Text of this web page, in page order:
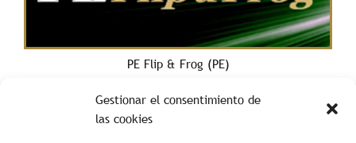
Gestionar el consentimiento de
las cookies
PE Flip & Frog (PE)